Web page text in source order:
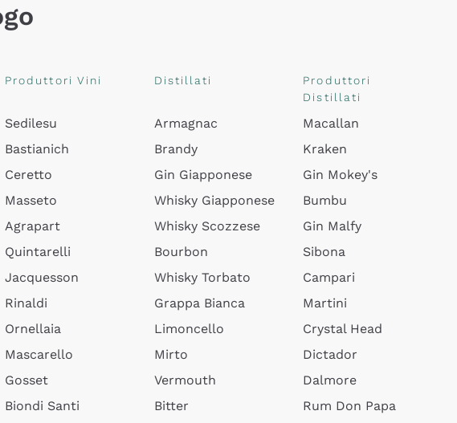
Produttori Vini
Sedilesu
Bastianich
Ceretto
Masseto
Agrapart
Quintarelli
Jacquesson
Rinaldi
Ornellaia
Mascarello
Gosset
Biondi Santi
Distillati
Armagnac
Brandy
Gin Giapponese
Whisky Giapponese
Whisky Scozzese
Bourbon
Whisky Torbato
Grappa Bianca
Limoncello
Mirto
Vermouth
Bitter
Produttori
Distillati
Macallan
Kraken
Gin Mokey's
Bumbu
Gin Malfy
Sibona
Campari
Martini
Crystal Head
Dictador
Dalmore
Rum Don Papa